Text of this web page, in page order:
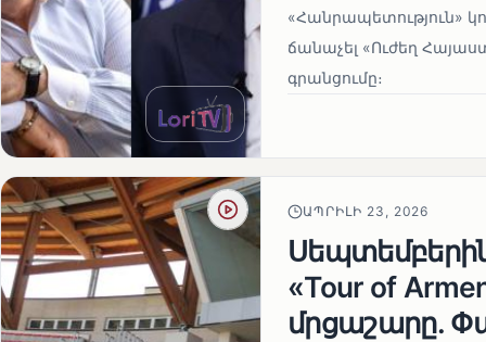
«Հանրապետություն»
ճանաչել «Ուժեղ
գրանցումը։
ԱՊՐԻԼԻ 23, 2026
«Tour of
մրցաշարը.